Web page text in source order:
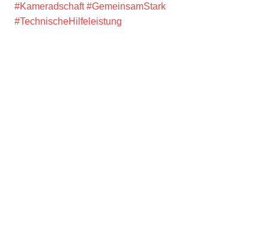
#Kameradschaft #GemeinsamStark
#TechnischeHilfeleistung